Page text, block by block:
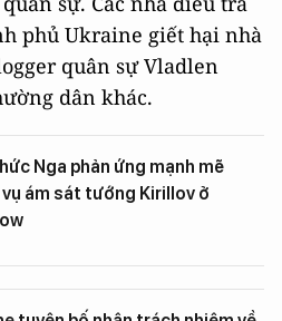
phủ Ukraine giết hại nhà
quân sự Vladlen
dân khác.
Nga phản ứng mạnh mẽ
ám sát tướng Kirillov ở